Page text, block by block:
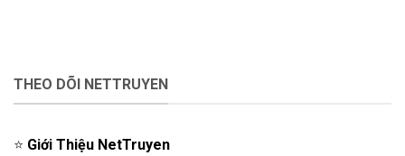
THEO DÕI NETTRUYEN
⭐️ Giới Thiệu NetTruyen